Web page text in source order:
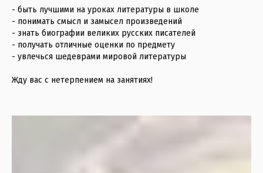
- быть лучшими на уроках литературы в школе
- понимать смысл и замысел произведений
- знать биографии великих русских писателей
- получать отличные оценки по предмету
- увлечься шедеврами мировой литературы
Жду вас с нетерпением на занятиях!